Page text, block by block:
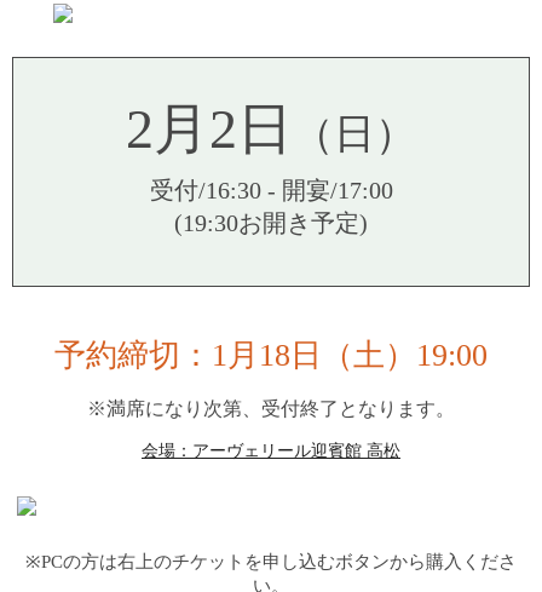
2月2日 （日）
受付/16:30 - 開宴/17:00
(19:30お開き予定)
予約締切：1月18日（土）19:00
※満席になり次第、受付終了となります。
会場：アーヴェリール迎賓館 高松
※PCの方は右上のチケットを申し込むボタンから購入くださ
い。